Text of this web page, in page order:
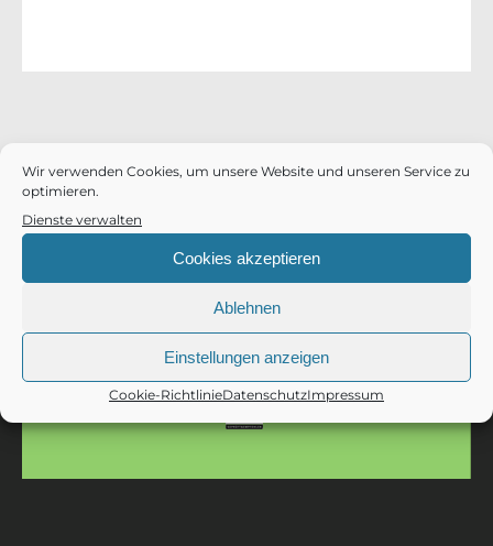
Wir verwenden Cookies, um unsere Website und unseren Service zu
optimieren.
Dienste verwalten
Cookies akzeptieren
Ablehnen
Einstellungen anzeigen
Cookie-RichtlinieDatenschutzImpressum
0162 / 783 193 8